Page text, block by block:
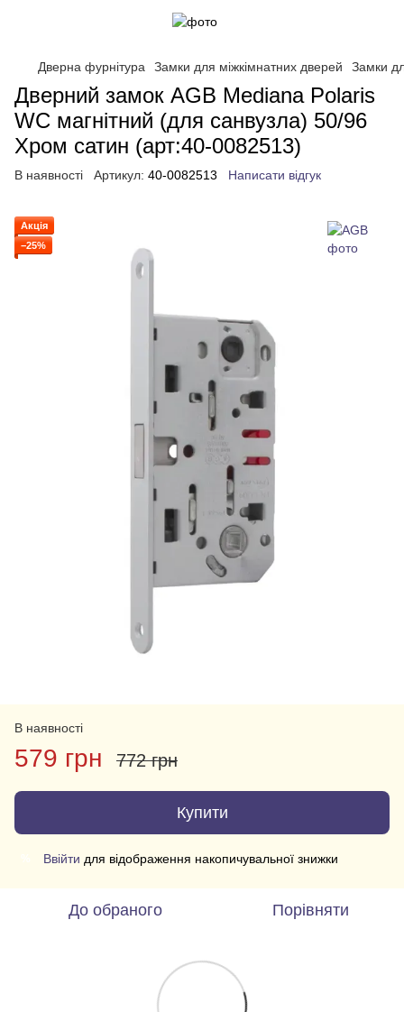
Дверна фурнітура Замки для міжкімнатних дверей Замки
Дверний замок AGB Mediana Polaris
WC магнітний (для санвузла) 50/96
Хром сатин (арт:40-0082513)
В наявності Артикул: 40-0082513 Написати відгук
Акція
−25%
В наявності
579 грн 772 грн
Купити
Ввійти для відображення накопичувальної знижки
До обраного Порівняти